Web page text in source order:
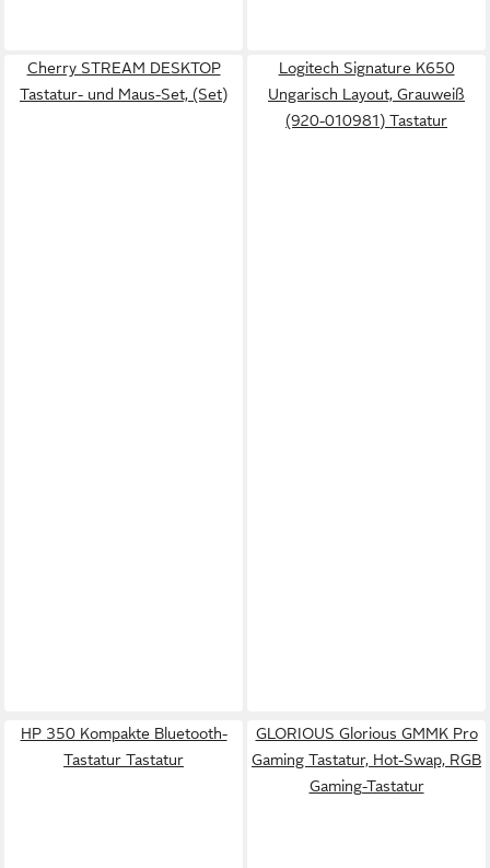
Cherry STREAM DESKTOP
Tastatur- und Maus-Set, (Set)
Logitech Signature K650
Ungarisch Layout, Grauweiß
(920-010981) Tastatur
HP 350 Kompakte Bluetooth-
Tastatur Tastatur
GLORIOUS Glorious GMMK Pro
Gaming Tastatur, Hot-Swap, RGB
Gaming-Tastatur